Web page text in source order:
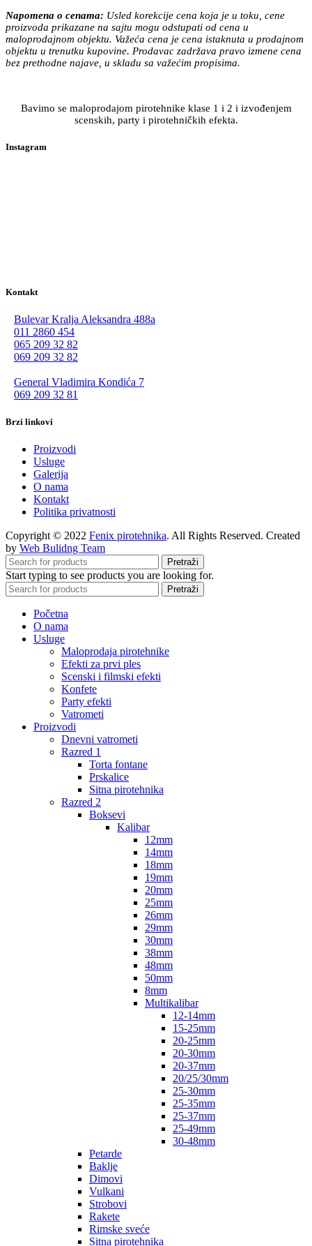
Napomena o cenama: Usled korekcije cena koja je u toku, cene
proizvoda prikazane na sajtu mogu odstupati od cena u
maloprodajnom objektu. Važeća cena je cena istaknuta u prodajnom
objektu u trenutku kupovine. Prodavac zadržava pravo izmene cena
bez prethodne najave, u skladu sa važećim propisima.
Bavimo se maloprodajom pirotehnike klase 1 i 2 i izvođenjem
scenskih, party i pirotehničkih efekta.
Instagram
Kontakt
Bulevar Kralja Aleksandra 488a
011 2860 454
065 209 32 82
069 209 32 82
General Vladimira Kondića 7
069 209 32 81
Brzi linkovi
Proizvodi
Usluge
Galerija
O nama
Kontakt
Politika privatnosti
Copyright © 2022 Fenix pirotehnika. All Rights Reserved. Created
by Web Bulidng Team
Pretraži
Start typing to see products you are looking for.
Pretraži
Početna
O nama
Usluge
Maloprodaja pirotehnike
Efekti za prvi ples
Scenski i filmski efekti
Konfete
Party efekti
Vatrometi
Proizvodi
Dnevni vatrometi
Razred 1
Torta fontane
Prskalice
Sitna pirotehnika
Razred 2
Boksevi
Kalibar
12mm
14mm
18mm
19mm
20mm
25mm
26mm
29mm
30mm
38mm
48mm
50mm
8mm
Multikalibar
12-14mm
15-25mm
20-25mm
20-30mm
20-37mm
20/25/30mm
25-30mm
25-35mm
25-37mm
25-49mm
30-48mm
Petarde
Baklje
Dimovi
Vulkani
Strobovi
Rakete
Rimske sveće
Sitna pirotehnika